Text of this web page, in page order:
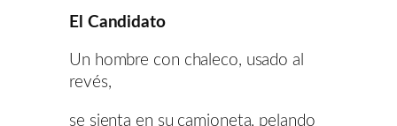
El Candidato
Un hombre con chaleco, usado al
revés,
se sienta en su camioneta, pelando